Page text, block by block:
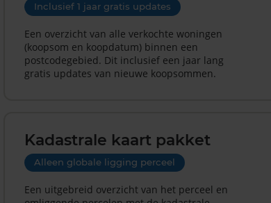
Inclusief 1 jaar gratis updates
Een overzicht van alle verkochte woningen
(koopsom en koopdatum) binnen een
postcodegebied. Dit inclusief een jaar lang
gratis updates van nieuwe koopsommen.
Kadastrale kaart pakket
Alleen globale ligging perceel
Een uitgebreid overzicht van het perceel en